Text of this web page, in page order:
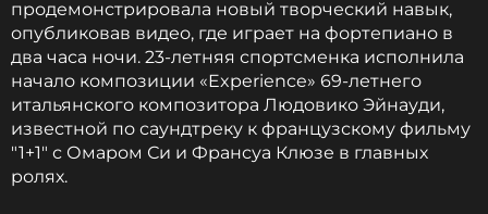
продемонстрировала новый творческий навык,
опубликовав видео, где играет на фортепиано в
два часа ночи. 23-летняя спортсменка исполнила
начало композиции «Experience» 69-летнего
итальянского композитора Людовико Эйнауди,
известной по саундтреку к французскому фильму
"1+1" с Омаром Си и Франсуа Клюзе в главных
ролях.